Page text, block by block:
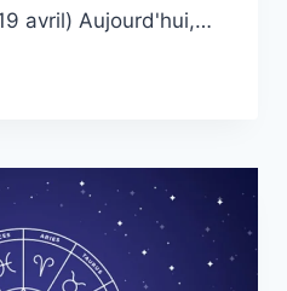
avril) Aujourd'hui,…